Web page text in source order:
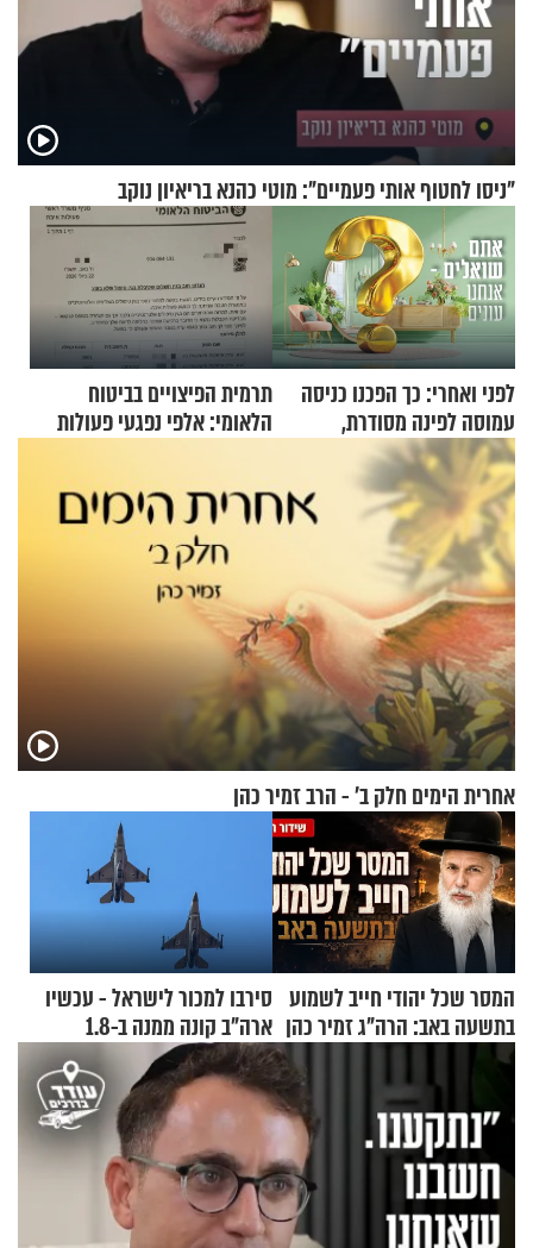
"ניסו לחטוף אותי פעמיים": מוטי כהנא בריאיון נוקב
לפני ואחרי: כך הפכנו כניסה
עמוסה לפינה מסודרת,
שימושית ומזמינה
תרמית הפיצויים בביטוח
הלאומי: אלפי נפגעי פעולות
אחרית הימים חלק ב’ - הרב זמיר כהן
המסר שכל יהודי חייב לשמוע
בתשעה באב: הרה"ג זמיר כהן
בשיעור מיוחד
סירבו למכור לישראל - עכשיו
ארה"ב קונה ממנה ב-1.8
מיליארד דולר